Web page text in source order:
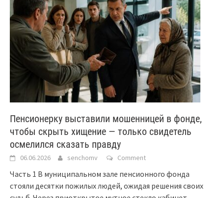
Пенсионерку выставили мошенницей в фонде,
чтобы скрыть хищение — только свидетель
осмелился сказать правду
06.06.2026 senchomv Comment
Часть 1 В муниципальном зале пенсионного фонда
стояли десятки пожилых людей, ожидая решения своих